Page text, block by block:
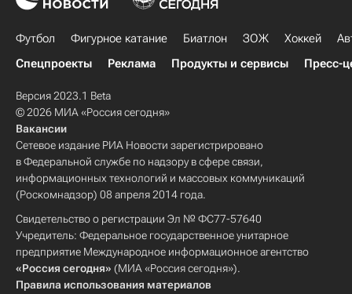
Футбол Фигурное катание Биатлон ЗОЖ Хоккей
Спецпроекты
Реклама Продукты и сервисы Пресс-
Версия 2023.1 Beta
© 2026 МИА «Россия сегодня»
Вакансии
Сетевое издание РИА Новости зарегистрировано
в Федеральной службе по надзору в сфере связи,
информационных технологий и массовых коммуникаций
(Роскомнадзор) 08 апреля 2014 года.
Свидетельство о регистрации Эл № ФС77-57640
Учредитель: Федеральное государственное унитарное
предприятие Международное информационное агентство
«Россия сегодня» (МИА «Россия сегодня»).
Правила использования материалов